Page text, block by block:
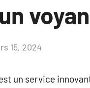
15, 2024
un service